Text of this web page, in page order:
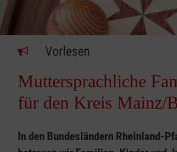
Vorlesen
Muttersprachliche
für den Kreis Mainz/
In den Bundesländern Rheinland-